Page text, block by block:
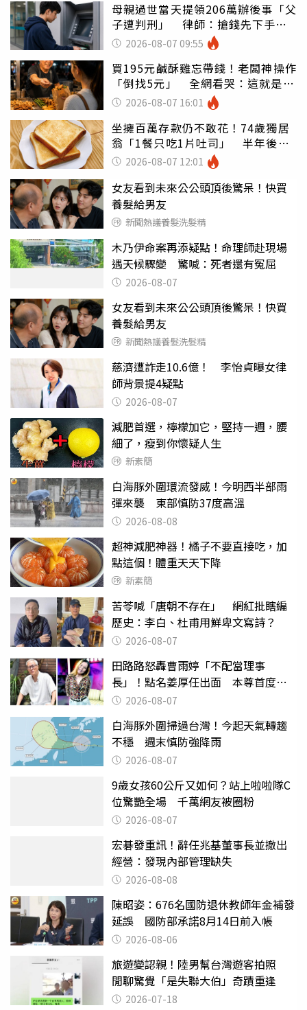
母親過世當天提領206萬辦後事「父
子遭判刑」 律師：搶錢先下手是
罪 2026-08-07 09:55
買195元鹹酥雞忘帶錢！老闆神操作
「倒找5元」 全網看哭：這就是台
灣 2026-08-07 16:01
坐擁百萬存款仍不敢花！74歲獨居
翁「1餐只吃1片吐司」 半年後暴
瘦嚇壞女兒
2026-08-07 12:01
女友看到未來公公頭頂後驚呆！快買
養髮給男友
新聞熱議養髮洗髮精
木乃伊命案再添疑點！命理師赴現場
遇天候驟變 驚喊：死者還有冤屈
2026-08-07
女友看到未來公公頭頂後驚呆！快買
養髮給男友
新聞熱議養髮洗髮精
慈濟遭詐走10.6億！ 李怡貞曝女律
師背景提4疑點
2026-08-07
減肥首選，檸檬加它，堅持一週，腰
細了，瘦到你懷疑人生
新素簡
白海豚外圍環流發威！今明西半部雨
彈來襲 東部慎防37度高溫
2026-08-08
超神減肥神器！橘子不要直接吃，加
點這個！體重天天下降
新素簡
苦苓喊「唐朝不存在」 網紅批瞎編
歷史：李白、杜甫用鮮卑文寫詩？
2026-08-07
田路路怒轟曹雨婷「不配當理事
長」！點名姜厚任出面 本尊首度回
應了2026-08-07
白海豚外圍掃過台灣！今起天氣轉趨
不穩 週末慎防強降雨
2026-08-07
9歲女孩60公斤又如何？站上啦啦隊C
位驚艷全場 千萬網友被圈粉
2026-08-07
宏碁發重訊！辭任兆基董事長並撤出
經營：發現內部管理缺失
2026-08-08
陳昭姿：676名國防退休教師年金補發
延誤 國防部承諾8月14日前入帳
2026-08-06
旅遊變認親！陸男幫台灣遊客拍照
閒聊驚覺「是失聯大伯」奇蹟重逢
2026-07-18